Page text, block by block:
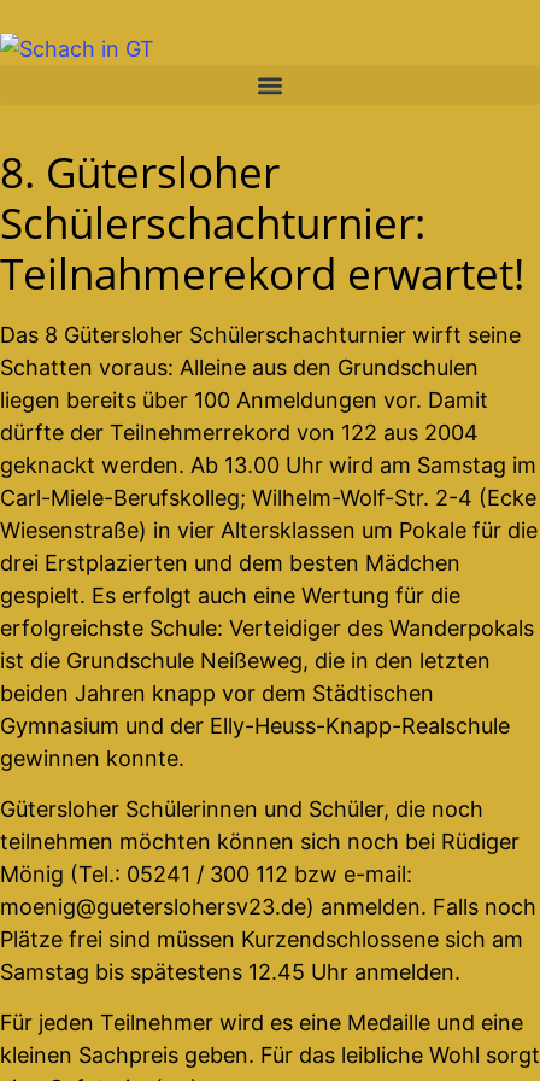
8. Gütersloher
Schülerschachturnier:
Teilnahmerekord erwartet!
Das 8 Gütersloher Schülerschachturnier wirft seine
Schatten voraus: Alleine aus den Grundschulen
liegen bereits über 100 Anmeldungen vor. Damit
dürfte der Teilnehmerrekord von 122 aus 2004
geknackt werden. Ab 13.00 Uhr wird am Samstag im
Carl-Miele-Berufskolleg; Wilhelm-Wolf-Str. 2-4 (Ecke
Wiesenstraße) in vier Altersklassen um Pokale für die
drei Erstplazierten und dem besten Mädchen
gespielt. Es erfolgt auch eine Wertung für die
erfolgreichste Schule: Verteidiger des Wanderpokals
ist die Grundschule Neißeweg, die in den letzten
beiden Jahren knapp vor dem Städtischen
Gymnasium und der Elly-Heuss-Knapp-Realschule
gewinnen konnte.
Gütersloher Schülerinnen und Schüler, die noch
teilnehmen möchten können sich noch bei Rüdiger
Mönig (Tel.: 05241 / 300 112 bzw e-mail:
moenig@gueterslohersv23.de) anmelden. Falls noch
Plätze frei sind müssen Kurzendschlossene sich am
Samstag bis spätestens 12.45 Uhr anmelden.
Für jeden Teilnehmer wird es eine Medaille und eine
kleinen Sachpreis geben. Für das leibliche Wohl sorgt